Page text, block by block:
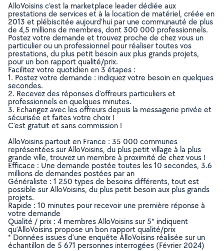
AlloVoisins c’est la marketplace leader dédiée aux
prestations de services et à la location de matériel, créée en
2013 et plébiscitée aujourd’hui par une communauté de plus
de 4,5 millions de membres, dont 300 000 professionnels.
Postez votre demande et trouvez proche de chez vous un
particulier ou un professionnel pour réaliser toutes vos
prestations, du plus petit besoin aux plus grands projets,
pour un bon rapport qualité/prix.
Facilitez votre quotidien en 3 étapes :
1. Postez votre demande : indiquez votre besoin en quelques
secondes.
2. Recevez des réponses d’offreurs particuliers et
professionnels en quelques minutes.
3. Echangez avec les offreurs depuis la messagerie privée et
sécurisée et faites votre choix !
C’est gratuit et sans commission !
AlloVoisins partout en France : 35 000 communes
représentées sur AlloVoisins, du plus petit village à la plus
grande ville, trouvez un membre à proximité de chez vous !
Efficace : Une demande postée toutes les 10 secondes, 3.6
millions de demandes postées par an
Généraliste : 1 250 types de besoins différents, tout est
possible sur AlloVoisins, du plus petit besoin aux plus grands
projets.
Rapide : 10 minutes pour recevoir une première réponse à
votre demande
Qualité / prix : 4 membres AlloVoisins sur 5* indiquent
qu’AlloVoisins propose un bon rapport qualité/prix
* Données issues d’une enquête AlloVoisins réalisée sur un
échantillon de 5 671 personnes interrogées (Février 2024)